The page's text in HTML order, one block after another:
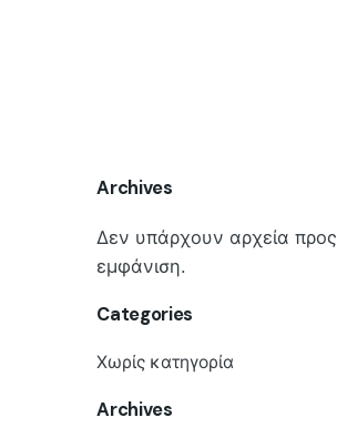
Archives
Δεν υπάρχουν αρχεία προς
εμφάνιση.
Categories
Χωρίς κατηγορία
Archives